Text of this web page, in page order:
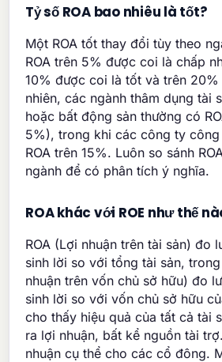
Tỷ số ROA bao nhiêu là tốt?
Một ROA tốt thay đổi tùy theo
ROA trên 5% được coi là chấp
10% được coi là tốt và trên 20%
nhiên, các ngành thâm dụng tài
hoặc bất động sản thường có
5%), trong khi các công ty
ROA trên 15%. Luôn so sánh
ngành để có phân tích ý nghĩa.
ROA khác với ROE như thế
ROA (Lợi nhuận trên tài sản) đo
sinh lời so với tổng tài sản, trong
nhuận trên vốn chủ sở hữu) đo
sinh lời so với vốn chủ sở hữu
cho thấy hiệu quả của tất cả tài
ra lợi nhuận, bất kể nguồn tài
nhuận cụ thể cho các cổ đông.